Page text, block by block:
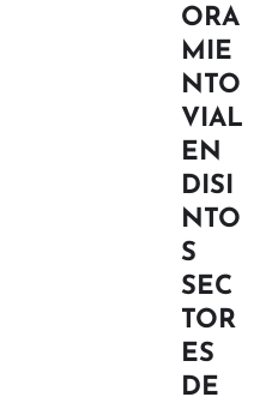
ORA
MIE
NTO
VIAL
EN
DISI
NTO
S
SEC
TOR
ES
DE